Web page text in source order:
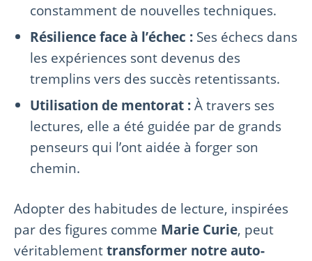
constamment de nouvelles techniques.
Résilience face à l’échec : Ses échecs dans
les expériences sont devenus des
tremplins vers des succès retentissants.
Utilisation de mentorat :À travers ses
lectures, elle a été guidée par de grands
penseurs qui l’ont aidée à forger son
chemin.
Adopter des habitudes de lecture, inspirées
par des figures comme Marie Curie, peut
véritablementtransformer notre auto-